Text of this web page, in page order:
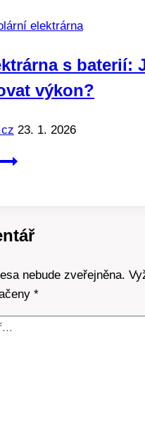
elektrárna
s baterií:
výkon?
23. 1. 2026
nebude zveřejněna.
*